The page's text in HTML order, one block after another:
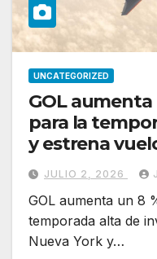
UNCATEGORIZED
GOL aumenta
para la
y estrena
Ushuaia
JULIO 2, 2026
GOL aumenta un 8
temporada alta de
Nueva York y…